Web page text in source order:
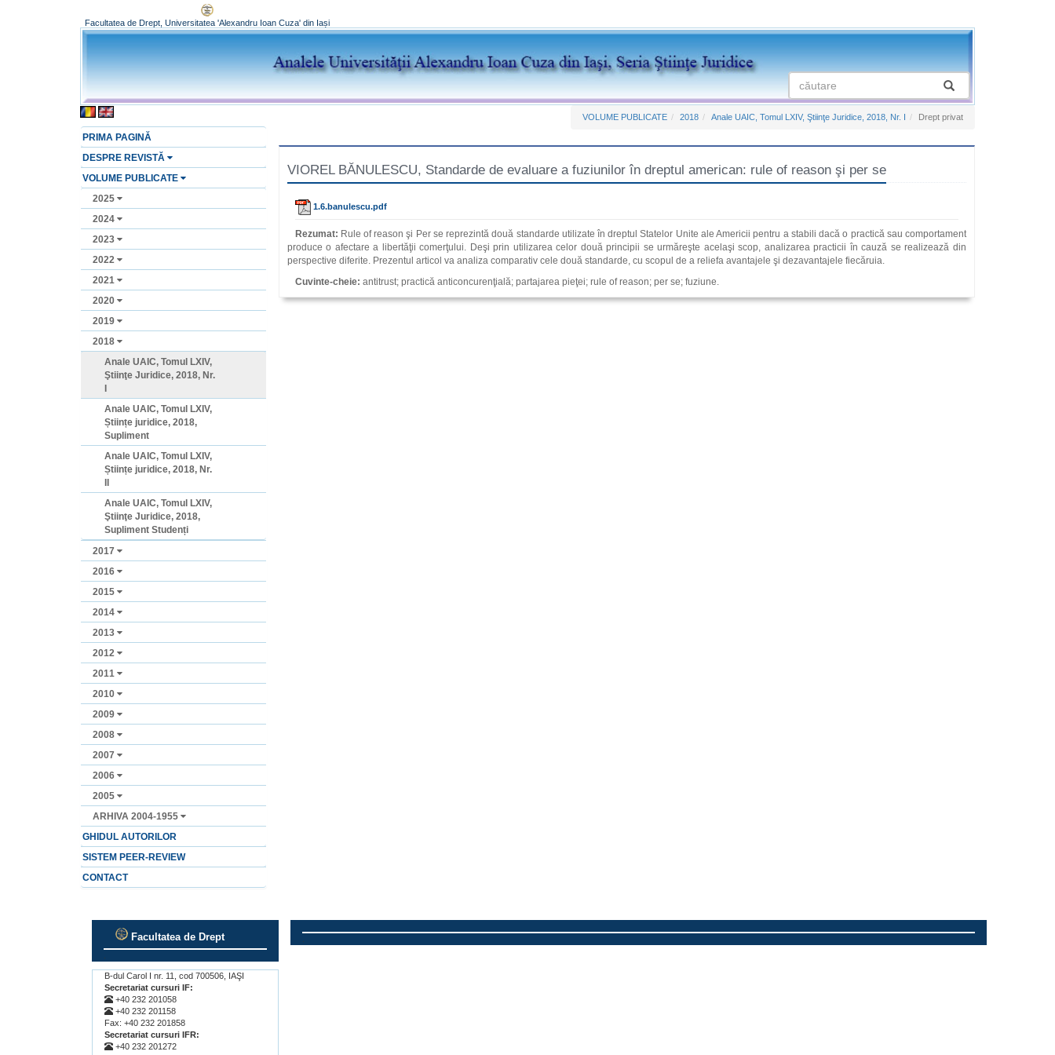
Facultatea de Drept, Universitatea 'Alexandru Ioan Cuza' din Iași
PRIMA PAGINĂ
DESPRE REVISTĂ
VOLUME PUBLICATE
2025
2024
2023
2022
2021
2020
2019
2018
Anale UAIC, Tomul LXIV,
Ştiinţe Juridice, 2018, Nr.
I
Anale UAIC, Tomul LXIV,
Științe juridice, 2018,
Supliment
Anale UAIC, Tomul LXIV,
Științe juridice, 2018, Nr.
II
Anale UAIC, Tomul LXIV,
Ştiinţe Juridice, 2018,
Supliment Studenți
2017
2016
2015
2014
2013
2012
2011
2010
2009
2008
2007
2006
2005
ARHIVA 2004-1955
GHIDUL AUTORILOR
SISTEM PEER-REVIEW
CONTACT
VOLUME PUBLICATE 2018 Anale UAIC, Tomul LXIV, Ştiinţe Juridice, 2018, Nr. I Drept privat
VIOREL BĂNULESCU, Standarde de evaluare a fuziunilor în dreptul american: rule of reason şi per se
1.6.banulescu.pdf
Rezumat: Rule of reason şi Per se reprezintă două standarde utilizate în dreptul Statelor Unite ale Americii pentru a stabili dacă o practică sau comportament
produce o afectare a libertăţii comerţului. Deşi prin utilizarea celor două principii se urmăreşte acelaşi scop, analizarea practicii în cauză se realizează din
perspective diferite. Prezentul articol va analiza comparativ cele două standarde, cu scopul de a reliefa avantajele şi dezavantajele fiecăruia.
Cuvinte-cheie: antitrust; practică anticoncurenţială; partajarea pieţei; rule of reason; per se; fuziune.
Facultatea de Drept
B-dul Carol I nr. 11, cod 700506, IAŞI
Secretariat cursuri IF:
+40 232 201058
+40 232 201158
Fax: +40 232 201858
Secretariat cursuri IFR:
+40 232 201272